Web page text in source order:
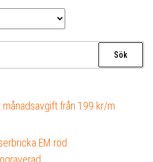
Sök
månadsavgift från 199 kr/m